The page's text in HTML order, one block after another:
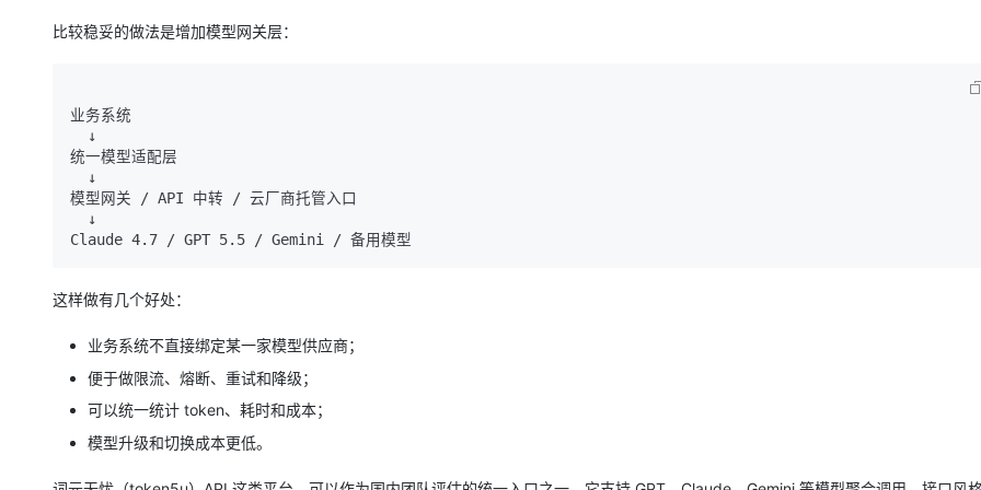
比较稳妥的做法是增加模型网关层：
业务系统
统一模型适配层
模型网关 / API 中转 / 云厂商托管入口
这样做有几个好处：
业务系统不直接绑定某一家模型供应商；
便于做限流、熔断、重试和降级；
可以统一统计 token、耗时和成本；
模型升级和切换成本更低。